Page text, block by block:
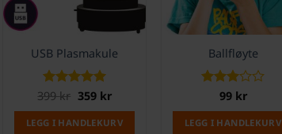
USB Plasmakule
Vurdert5
399kr Opprinnelig
var:
399 kr.
359 krNåværende
er:
359 kr.
LEGG I HANDLEKURV
Ballfløyte
Vurdert
99 kr
LEGG I HANDLEKURV